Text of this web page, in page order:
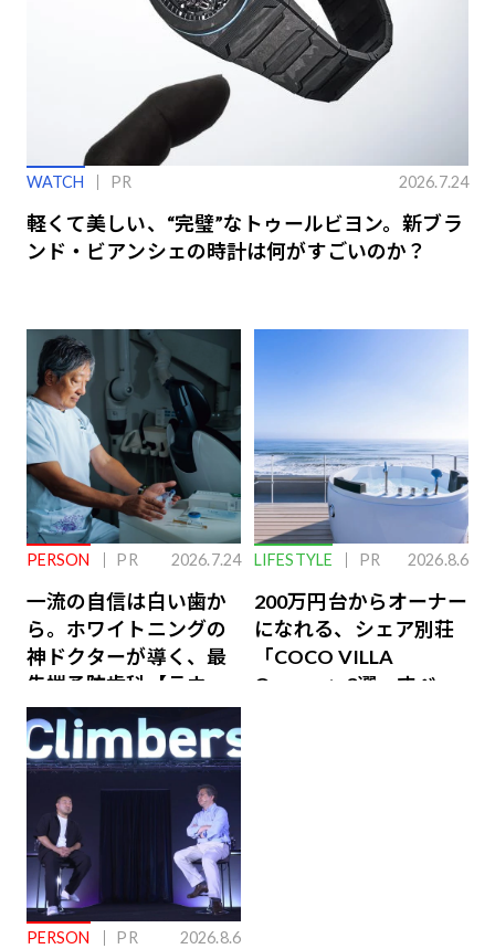
WATCH PR 2026.7.24
軽くて美しい、“完璧”なトゥールビヨン。新ブラ
ンド・ビアンシェの時計は何がすごいのか？
PERSON PR 2026.7.24
一流の自信は白い歯か
ら。ホワイトニングの
神ドクターが導く、最
先端予防歯科【ラウン
ジ会員特典あり】
LIFESTYLE PR 2026.8.6
200万円台からオーナー
になれる、シェア別荘
「COCO VILLA
Owners」3選。すべて
PERSON PR 2026.8.6